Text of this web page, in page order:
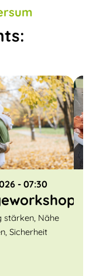
- 07:30
stärken, Nähe
Sicherheit